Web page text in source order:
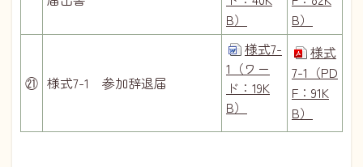
B）
B）
㉑ 様式7-1 参加辞退届
様式7-
1（ワー
ド：19K
B）
様式
7-1（PD
F：91K
B）